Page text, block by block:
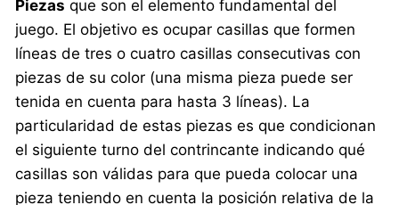
Piezas que son el elemento fundamental del
juego. El objetivo es ocupar casillas que formen
líneas de tres o cuatro casillas consecutivas con
piezas de su color (una misma pieza puede ser
tenida en cuenta para hasta 3 líneas). La
particularidad de estas piezas es que condicionan
el siguiente turno del contrincante indicando qué
casillas son válidas para que pueda colocar una
pieza teniendo en cuenta la posición relativa de la